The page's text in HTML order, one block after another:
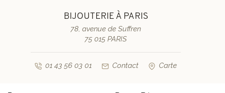
BIJOUTERIE À PARIS
78, avenue de Suffren
75 015 PARIS
01 43 56 03 01 Contact Carte